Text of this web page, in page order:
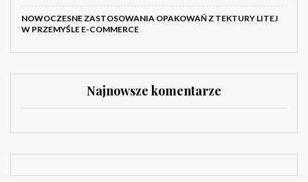
NOWOCZESNE ZASTOSOWANIA OPAKOWAŃ Z TEKTURY LITEJ
W PRZEMYŚLE E-COMMERCE
Najnowsze komentarze